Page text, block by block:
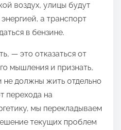
воздух, улицы будут
а транспорт
в бензине.
— это отказаться от
мышления и признать,
не должны жить отдельно
перехода на
мы перекладываем
текущих проблем